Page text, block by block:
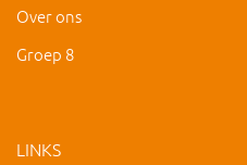
Over ons
Groep 8
LINKS